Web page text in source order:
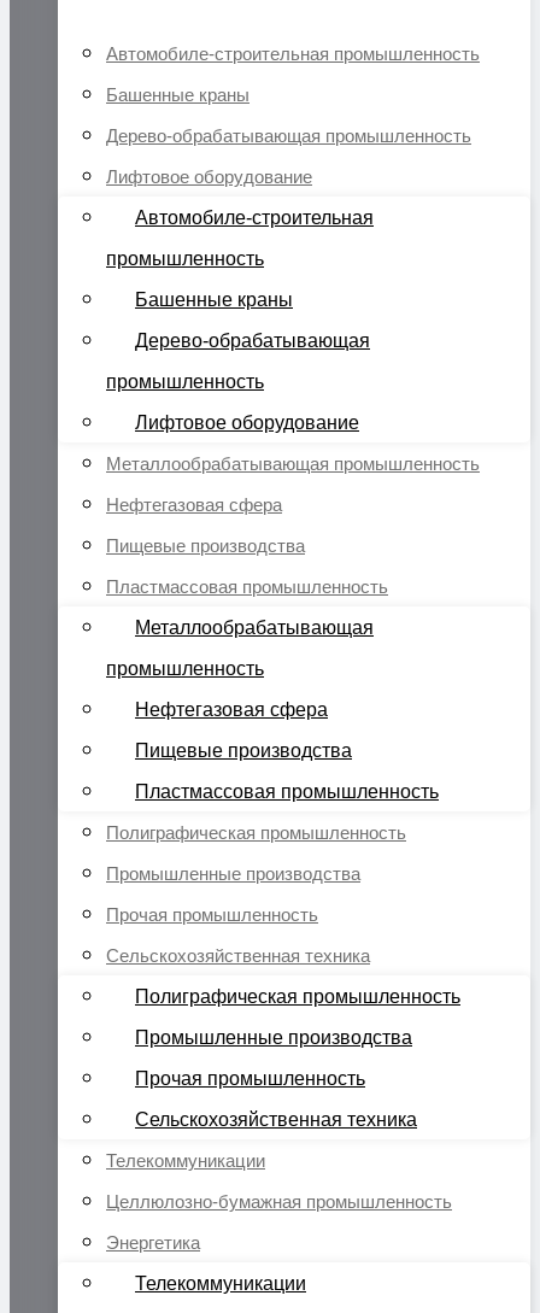
Автомобиле-строительная промышленность
Башенные краны
Дерево-обрабатывающая промышленность
Лифтовое оборудование
Автомобиле-строительная
промышленность
Башенные краны
Дерево-обрабатывающая
промышленность
Лифтовое оборудование
Металлообрабатывающая промышленность
Нефтегазовая сфера
Пищевые производства
Пластмассовая промышленность
Металлообрабатывающая
промышленность
Нефтегазовая сфера
Пищевые производства
Пластмассовая промышленность
Полиграфическая промышленность
Промышленные производства
Прочая промышленность
Сельскохозяйственная техника
Полиграфическая промышленность
Промышленные производства
Прочая промышленность
Сельскохозяйственная техника
Телекоммуникации
Целлюлозно-бумажная промышленность
Энергетика
Телекоммуникации